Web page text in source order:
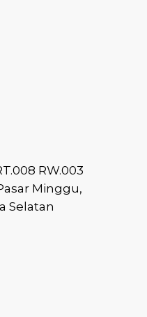
RW.003
Minggu,
Selatan